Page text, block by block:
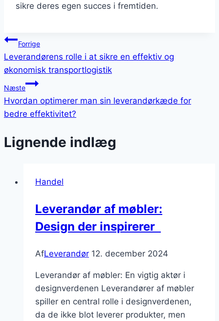
sikre deres egen succes i fremtiden.
Indlægsnavigation
Forrige
Leverandørens rolle i at sikre en effektiv og
økonomisk transportlogistik
Næste
Hvordan optimerer man sin leverandørkæde for
bedre effektivitet?
Lignende indlæg
Handel
Leverandør af møbler:
Design der inspirerer
AfLeverandør 12. december 2024
Leverandør af møbler: En vigtig aktør i
designverdenen Leverandører af møbler
spiller en central rolle i designverdenen,
da de ikke blot leverer produkter, men